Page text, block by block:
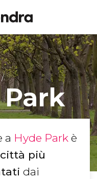
a Hyde Park è
più
dai